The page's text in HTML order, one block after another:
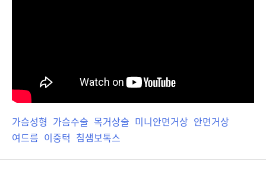
가슴성형 가슴수술 목거상술 미니안면거상 안면거상
여드름 이중턱 침샘보톡스